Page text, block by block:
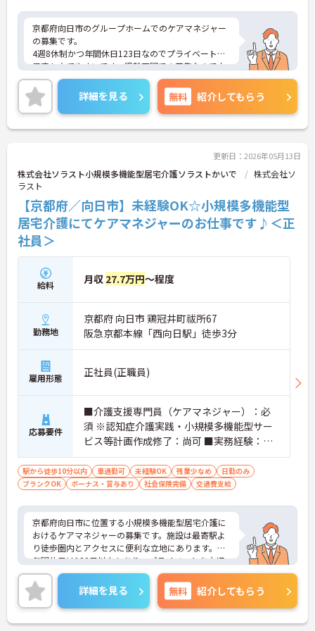
京都府向日市のグループホームでのケアマネジャー
の募集です。
4週8休制かつ年間休日123日なのでプライベートの
予定も立てやすいです。経験不問での募集なので未
経験の方チャレンジOK！
ご興味のある方は、面接のポイントをお伝えします
のでお気軽にお問い合せください。
詳細を見る 無料 紹介してもらう
更新日：2026年05月13日
株式会社ソラスト小規模多機能型居宅介護ソラストかいで
株式会社ソ
ラスト
【京都府／向日市】未経験OK☆小規模多機能型
居宅介護にてケアマネジャーのお仕事です♪＜正
社員＞
給料 月収 27.7万円～程度
勤務地
京都府 向日市 鶏冠井町祓所67
阪急京都本線「西向日駅」徒歩3分
雇用形態 正社員(正職員)
応募要件
■介護支援専門員（ケアマネジャー）：必
須 ※認知症介護実践・小規模多機能型サー
ビス等計画作成修了：尚可 ■実務経験：不
問 ※ブランク・未経験：可
駅から徒歩10分以内 車通勤可 未経験OK 残業少なめ
日勤のみ
ブランクOK
ボーナス・賞与あり 社会保険完備 交通費支給
京都府向日市に位置する小規模多機能型居宅介護に
おけるケアマネジャーの募集です。施設は最寄駅よ
り徒歩圏内とアクセスに便利な立地にあります。
年間休日は120日以上もあり、プライベートを大切
にしながらご勤務いただけます。また、未経験の方
やブランクの方も歓迎です。フォロー体制が整って
おり、安心してご勤務いただけます。
ご興味のある方には、面接対策ポイントなど、さら
に詳細をお話しいたしますのでお気軽にご相談くだ
詳細を見る 無料 紹介してもらう